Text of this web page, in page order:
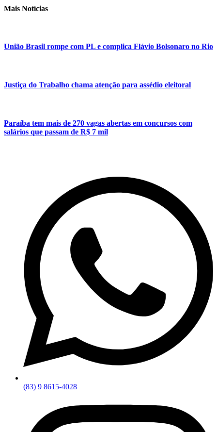
Mais Notícias
União Brasil rompe com PL e complica Flávio Bolsonaro no Rio
Justiça do Trabalho chama atenção para assédio eleitoral
Paraíba tem mais de 270 vagas abertas em concursos com
salários que passam de R$ 7 mil
(83) 9 8615-4028